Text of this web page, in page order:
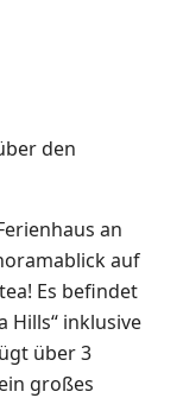
den
an
auf
Es befindet
Hills“ inklusive
über 3
großes